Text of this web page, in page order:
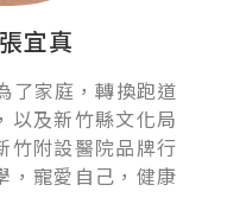
宜真
了家庭，轉換跑道
以及新竹縣文化局
竹附設醫院品牌行
，寵愛自己，健康